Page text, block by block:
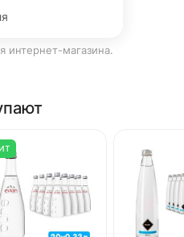
интернет-магазина.